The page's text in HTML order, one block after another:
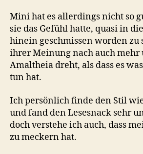
Mini hat es allerdings nicht so
sie das Gefühl hatte, quasi in
hinein geschmissen worden zu
ihrer Meinung nach auch mehr
Amaltheia dreht, als dass es
tun hat.
Ich persönlich finde den Stil
und fand den Lesesnack sehr
doch verstehe ich auch, dass
zu meckern hat.